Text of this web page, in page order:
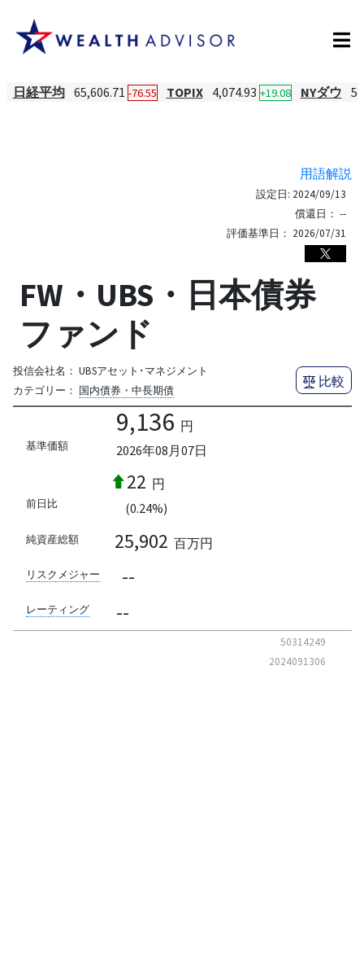
日経平均 65,606.71 -76.55 TOPIX 4,074.93 +19.08 NYダウ
用語解説
設定日: 2024/09/13
償還日： --
評価基準日： 2026/07/31
FW・UBS・日本債券
ファンド
投信会社名： UBSアセット･マネジメント
カテゴリー： 国内債券・中長期債
比較
基準価額
9,136 円
2026年08月07日
前日比
22 円
(0.24%)
純資産総額 25,902 百万円
リスクメジャー --
レーティング --
50314249
2024091306